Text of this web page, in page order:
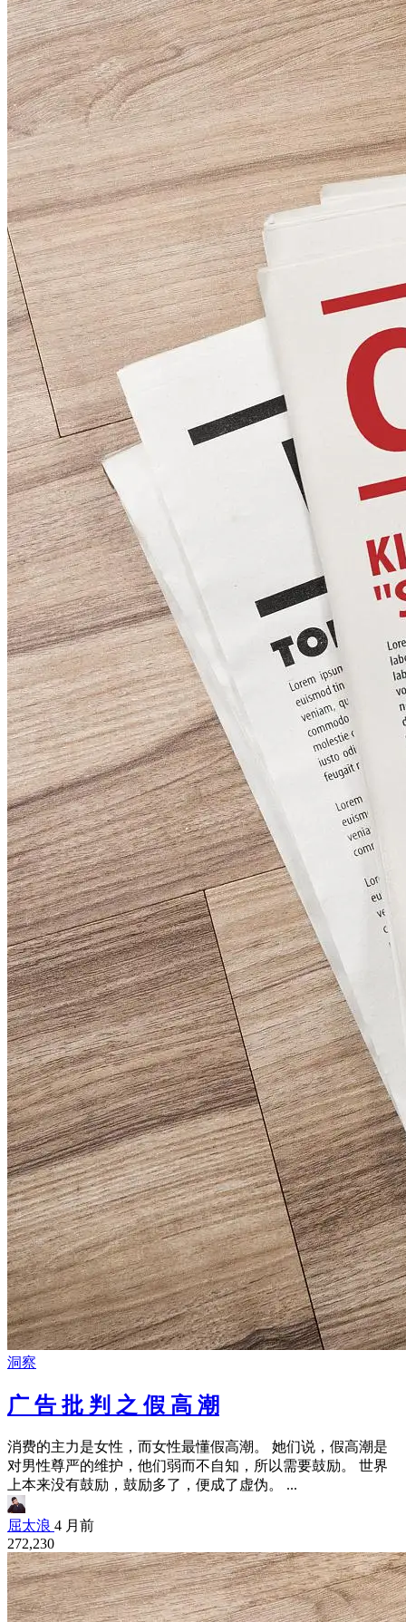
洞察
广 告 批 判 之 假 高 潮
消费的主力是女性，而女性最懂假高潮。 她们说，假高潮是
对男性尊严的维护，他们弱而不自知，所以需要鼓励。 世界
上本来没有鼓励，鼓励多了，便成了虚伪。 ...
屈太浪 4 月前
272,230